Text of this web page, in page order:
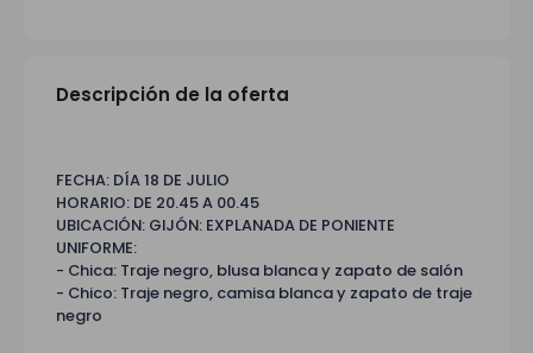
Descripción de la oferta
FECHA: DÍA 18 DE JULIO
HORARIO: DE 20.45 A 00.45
UBICACIÓN: GIJÓN: EXPLANADA DE PONIENTE
UNIFORME:
- Chica: Traje negro, blusa blanca y zapato de salón
- Chico: Traje negro, camisa blanca y zapato de traje
negro